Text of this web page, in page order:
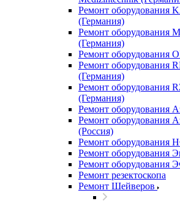
Ремонт оборудования
(Германия)
Ремонт оборудования
(Германия)
Ремонт оборудования
Ремонт оборудования
(Германия)
Ремонт оборудования
(Германия)
Ремонт оборудования
Ремонт оборудования
(Россия)
Ремонт оборудования
Ремонт оборудования
Ремонт оборудования
Ремонт резектоскопа
Ремонт Шейверов